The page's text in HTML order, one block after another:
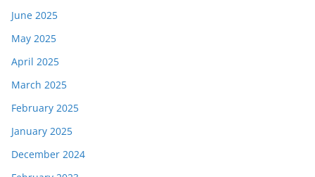
June 2025
May 2025
April 2025
March 2025
February 2025
January 2025
December 2024